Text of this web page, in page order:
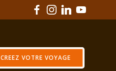
CREEZ VOTRE VOYAGE